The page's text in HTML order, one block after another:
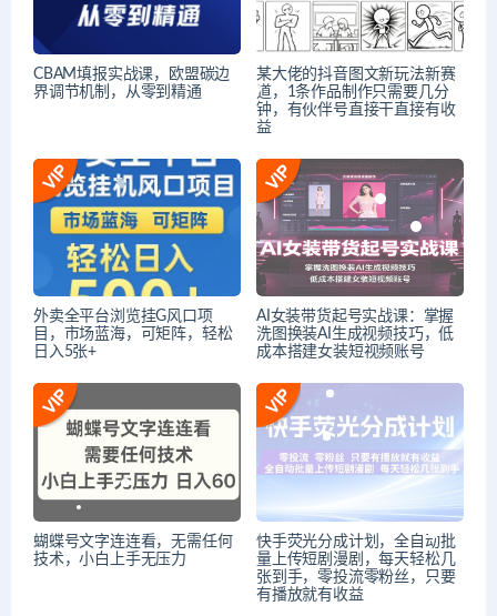
CBAM填报实战课，欧盟碳边
界调节机制，从零到精通
某大佬的抖音图文新玩法新赛
道，1条作品制作只需要几分
钟，有伙伴号直接干直接有收
益
外卖全平台浏览挂G风口项
目，市场蓝海，可矩阵，轻松
日入5张+
AI女装带货起号实战课：掌握
洗图换装AI生成视频技巧，低
成本搭建女装短视频账号
蝴蝶号文字连连看，无需任何
技术，小白上手无压力
快手荧光分成计划，全自动批
量上传短剧漫剧，每天轻松几
张到手，零投流零粉丝，只要
有播放就有收益